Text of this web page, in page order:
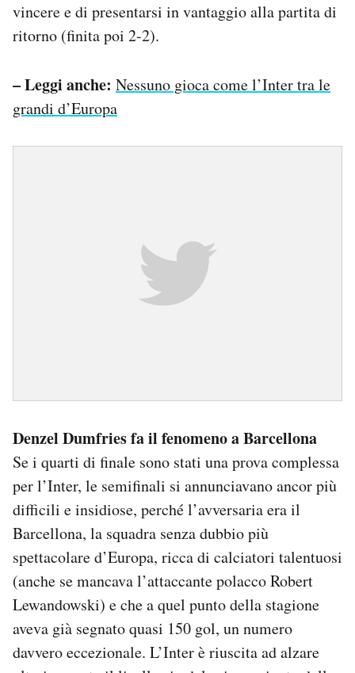
vincere e di presentarsi in vantaggio alla partita di
ritorno (finita poi 2-2).
– Leggi anche: Nessuno gioca come l’Inter tra le
grandi d’Europa
Denzel Dumfries fa il fenomeno a Barcellona
Se i quarti di finale sono stati una prova complessa
per l’Inter, le semifinali si annunciavano ancor più
difficili e insidiose, perché l’avversaria era il
Barcellona, la squadra senza dubbio più
spettacolare d’Europa, ricca di calciatori talentuosi
(anche se mancava l’attaccante polacco Robert
Lewandowski) e che a quel punto della stagione
aveva già segnato quasi 150 gol, un numero
davvero eccezionale. L’Inter è riuscita ad alzare